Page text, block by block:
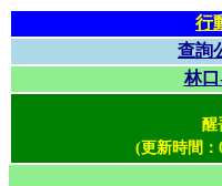
行
查詢
林
醒
(更新時間：